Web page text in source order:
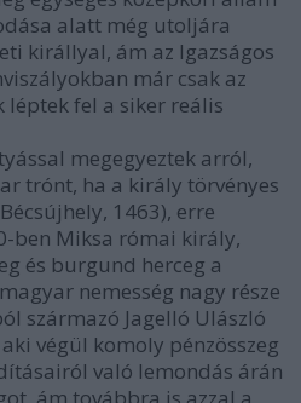
alatt még utoljára
királlyal, ám az Igazságos
már csak az
fel a siker reális
megegyeztek arról,
trónt, ha a király törvényes
1463), erre
ben Miksa római király,
és burgund herceg a
nemesség nagy része
származó Jagelló Ulászló
végül komoly pénzösszeg
való lemondás árán